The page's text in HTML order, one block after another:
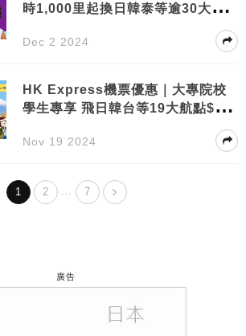
時1,000里起換日韓泰等逾30大航
Dec 2 2024
HK Express機票優惠｜大專院校
學生專享 飛日韓台等19大航點$88
Nov 19 2024
1 2 … 7
廣告